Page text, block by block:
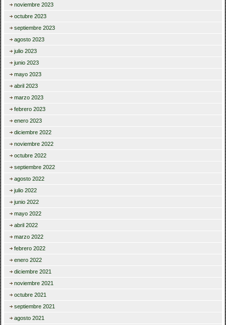
noviembre 2023
octubre 2023
septiembre 2023
agosto 2023
julio 2023
junio 2023
mayo 2023
abril 2023
marzo 2023
febrero 2023
enero 2023
diciembre 2022
noviembre 2022
octubre 2022
septiembre 2022
agosto 2022
julio 2022
junio 2022
mayo 2022
abril 2022
marzo 2022
febrero 2022
enero 2022
diciembre 2021
noviembre 2021
octubre 2021
septiembre 2021
agosto 2021